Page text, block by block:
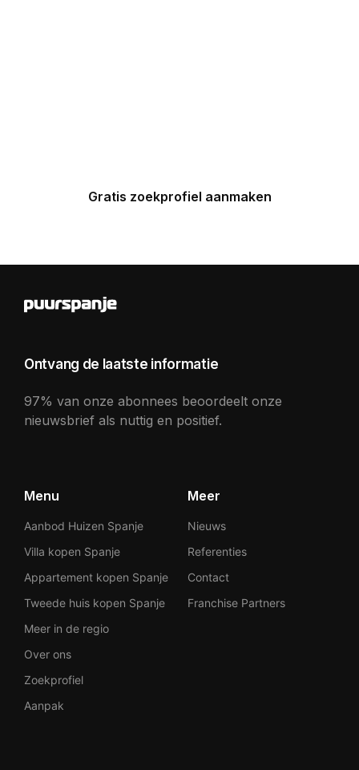
Gratis zoekprofiel aanmaken
Ontvang de laatste informatie
97% van onze abonnees beoordeelt onze
nieuwsbrief als nuttig en positief.
Menu
Aanbod Huizen Spanje
Villa kopen Spanje
Appartement kopen Spanje
Tweede huis kopen Spanje
Meer in de regio
Over ons
Zoekprofiel
Aanpak
Meer
Nieuws
Referenties
Contact
Franchise Partners